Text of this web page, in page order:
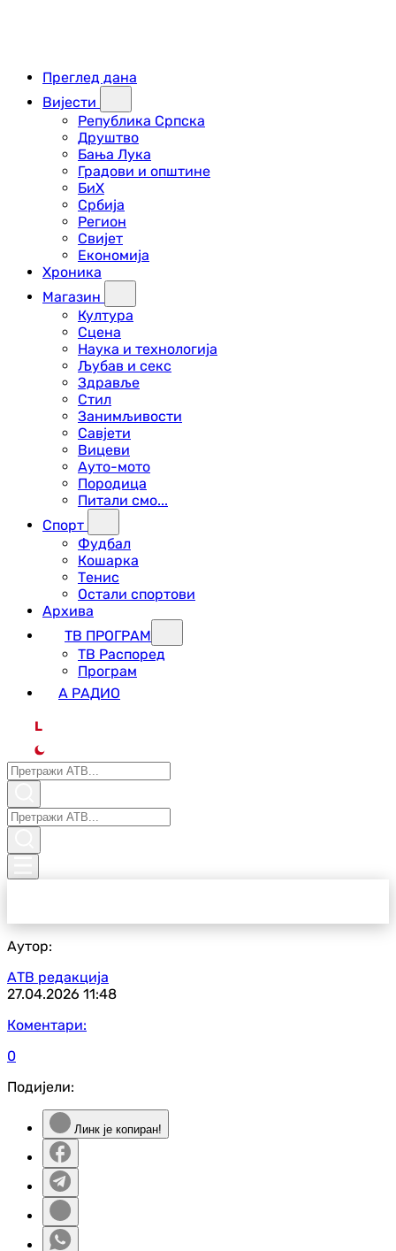
Преглед дана
Вијести
Република Српска
Друштво
Бања Лука
Градови и општине
БиХ
Србија
Регион
Свијет
Економија
Хроника
Магазин
Култура
Сцена
Наука и технологија
Љубав и секс
Здравље
Стил
Занимљивости
Савјети
Вицеви
Ауто-мото
Породица
Питали смо...
Спорт
Фудбал
Кошарка
Тенис
Остали спортови
Архива
ТВ ПРОГРАМ
ТВ Распоред
Програм
А РАДИО
L
Аутор:
АТВ редакција
27.04.2026 11:48
Коментари:
0
Подијели:
Линк је копиран!